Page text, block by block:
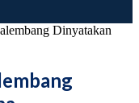
Dinyatakan